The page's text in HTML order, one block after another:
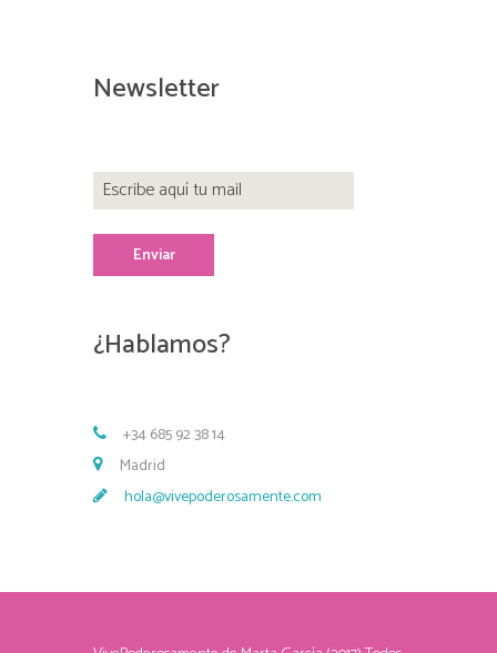
Newsletter
¿Hablamos?
+34 685 92 38 14
Madrid
hola@vivepoderosamente.com